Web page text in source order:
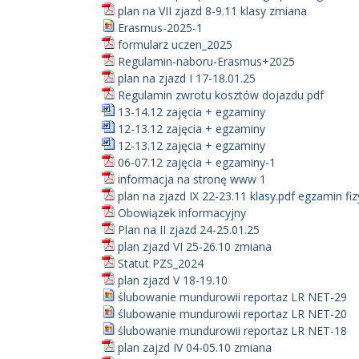
plan na VII zjazd 8-9.11 klasy zmiana
Erasmus-2025-1
formularz uczen_2025
Regulamin-naboru-Erasmus+2025
plan na zjazd I 17-18.01.25
Regulamin zwrotu kosztów dojazdu pdf
13-14.12 zajęcia + egzaminy
12-13.12 zajęcia + egzaminy
12-13.12 zajęcia + egzaminy
06-07.12 zajęcia + egzaminy-1
informacja na stronę www 1
plan na zjazd IX 22-23.11 klasy.pdf egzamin
Obowiązek informacyjny
Plan na II zjazd 24-25.01.25
plan zjazd VI 25-26.10 zmiana
Statut PZS_2024
plan zjazd V 18-19.10
ślubowanie mundurowii reportaz LR NET-29
ślubowanie mundurowii reportaz LR NET-20
ślubowanie mundurowii reportaz LR NET-18
plan zajzd IV 04-05.10 zmiana